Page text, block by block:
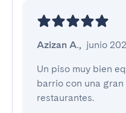
Azizan A., junio
Un piso muy bien
barrio con una
restaurantes.